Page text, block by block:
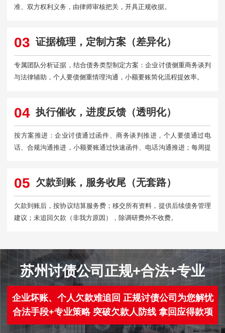
准、双方权利义务，由律师审核把关，开具正规收据。
03 证据梳理，定制方案（差异化）
专属团队分析证据，结合债务类型制定方案：企业讨债侧重商务谈判
与法律辅助，个人要债侧重情理沟通，小额要账简化流程提效率。
04 执行催收，进度反馈（透明化）
按方案推进：企业讨债通过函件、商务谈判推进，个人要债通过电
话、合规沟通推进，小额要账通过快速函件、电话沟通推进；每周提
05 欠款到账，服务收尾（无套路）
欠款到账后，按协议结算服务费；移交所有资料，提供后续债务管理
建议；未追回欠款（非我方原因），除调研费外不收费。
苏州讨债公司正规+合法+专业
企业坏账、个人欠款难追回 正规讨债公司为您解忧
合法手段+专业策略 突破欠款人防线 拿回应得款项